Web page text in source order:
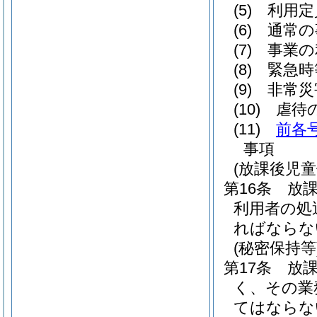
(5)
利用
(6)
通常
(7)
事業
(8)
緊急
(9)
非常
(10)
虐待
(11)
前各
事項
(放課後児
第16条
放
利用者の
ればなら
(秘密保持
第17条
放
く、その
てはなら